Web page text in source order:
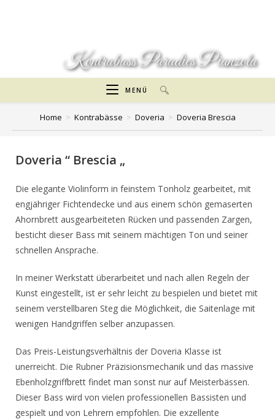
Kontrabass Paradies Pianzola
MENÜ
Home > Kontrabässe > Doveria > Doveria Brescia
Doveria “ Brescia „
Die elegante Violinform in feinstem Tonholz gearbeitet, mit
engjähriger Fichtendecke und aus einem schön gemaserten
Ahornbrett ausgearbeiteten Rücken und passenden Zargen,
besticht dieser Bass mit seinem mächtigen Ton und seiner
schnellen Ansprache.
In meiner Werkstatt überarbeitet und nach allen Regeln der
Kunst eingestellt, ist er sehr leicht zu bespielen und bietet mit
seinem verstellbaren Steg die Möglichkeit, die Saitenlage mit
wenigen Handgriffen selber anzupassen.
Das Preis-Leistungsverhältnis der Doveria Klasse ist
unerreicht. Die Rubner Präzisionsmechanik und das massive
Ebenholzgriffbrett findet man sonst nur auf Meisterbässen.
Dieser Bass wird von vielen professionellen Bassisten und
gespielt und von Lehrern empfohlen. Die exzellente